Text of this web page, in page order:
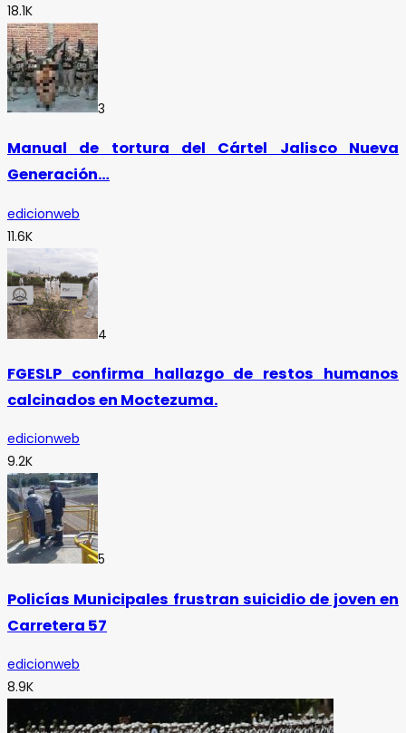
18.1K
3
Manual de tortura del Cártel Jalisco Nueva
Generación…
edicionweb
11.6K
4
FGESLP confirma hallazgo de restos humanos
calcinados en Moctezuma.
edicionweb
9.2K
5
Policías Municipales frustran suicidio de joven en
Carretera 57
edicionweb
8.9K